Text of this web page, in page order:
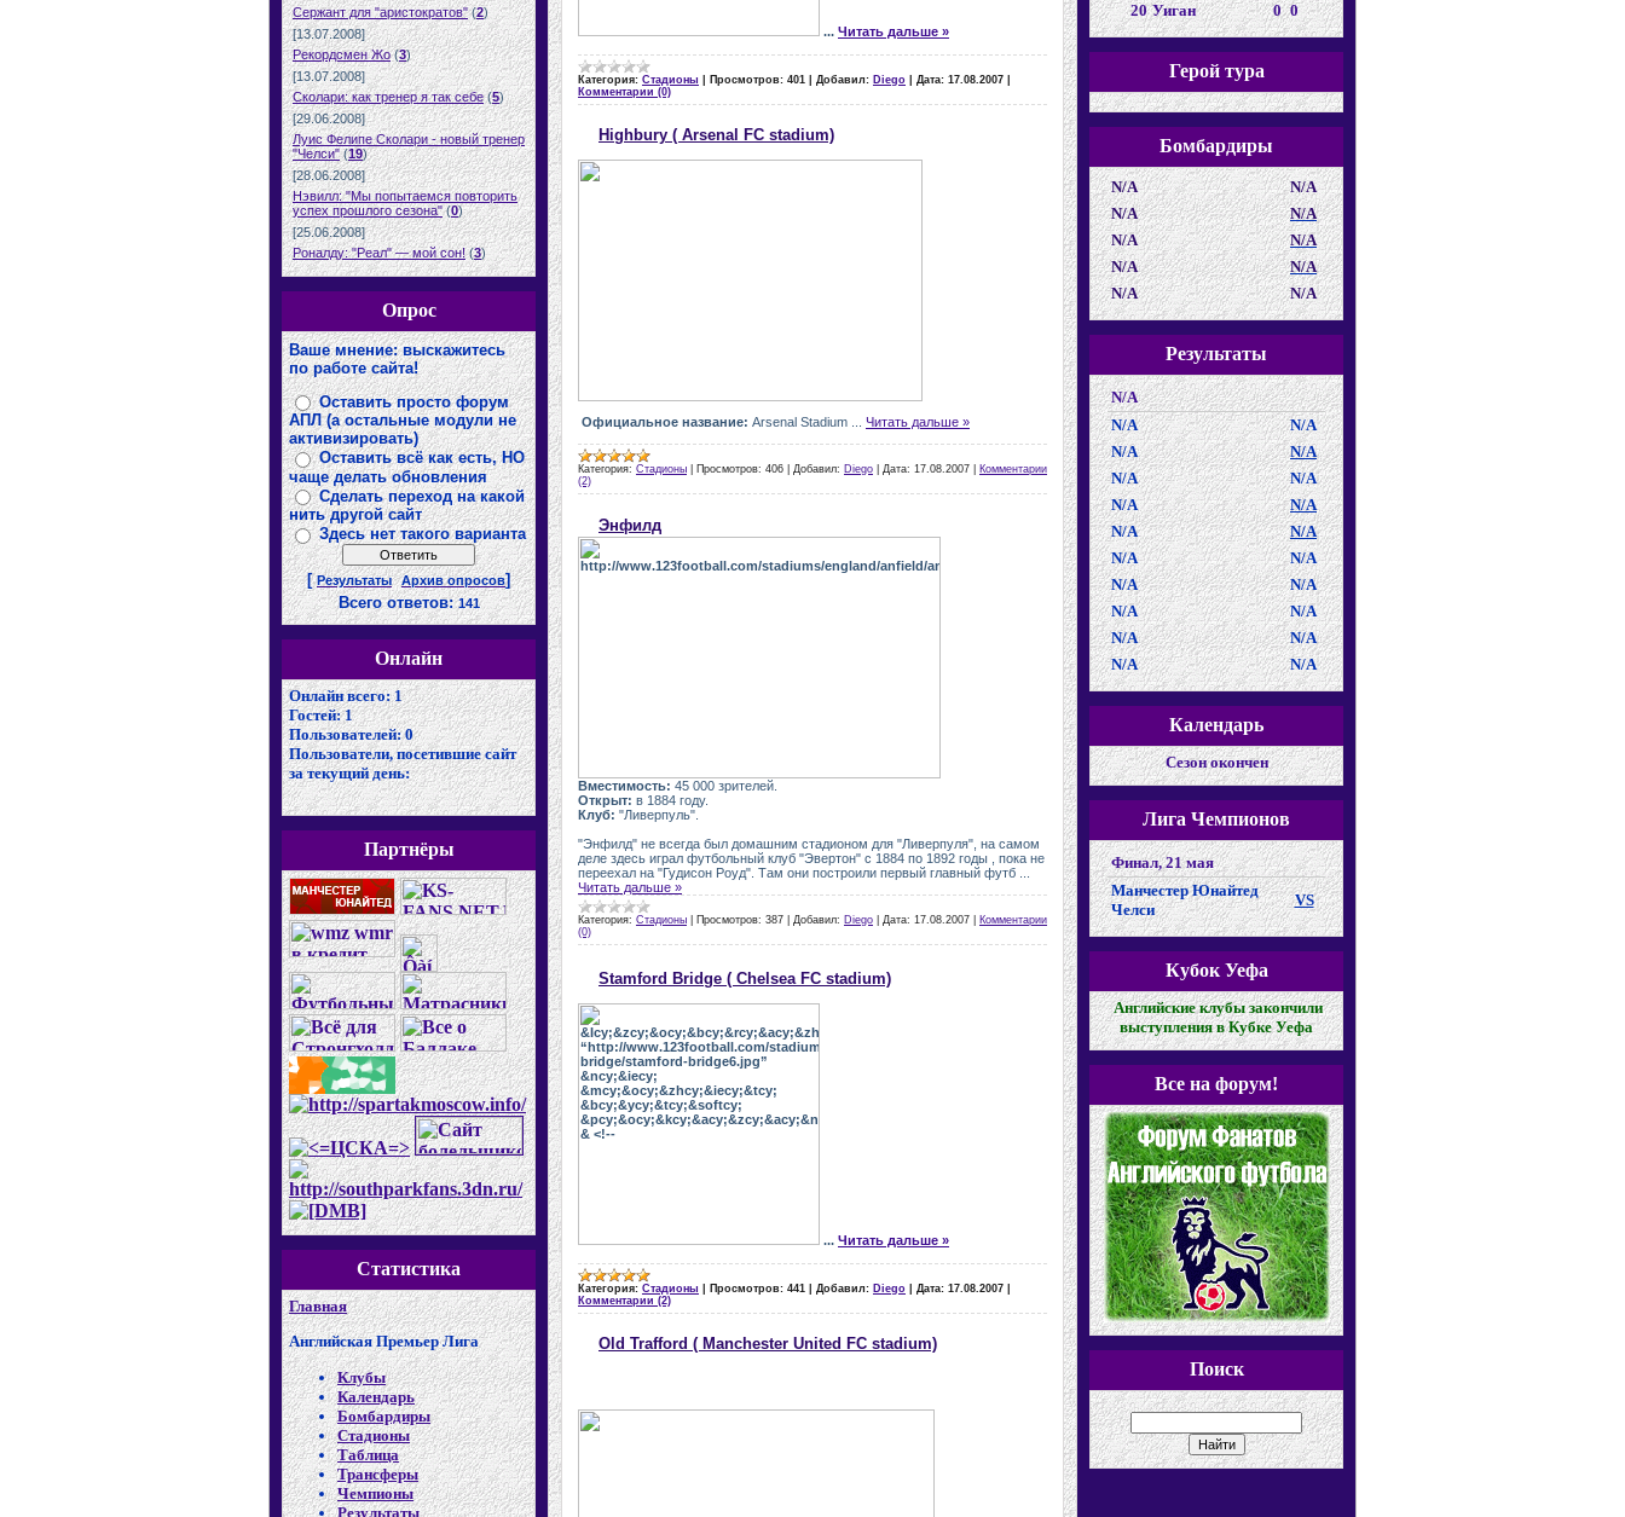
Сержант для "аристократов" (2)
[13.07.2008]
Рекордсмен Жо (3)
[13.07.2008]
Сколари: как тренер я так себе (5)
[29.06.2008]
Луис Фелипе Сколари - новый тренер
"Челси" (19)
[28.06.2008]
Нэвилл: "Мы попытаемся повторить
успех прошлого сезона" (0)
[25.06.2008]
Роналду: "Реал" — мой сон! (3)
Опрос
Ваше мнение: выскажитесь
по работе сайта!
Оставить просто форум
АПЛ (а остальные модули не
активизировать)
Оставить всё как есть, НО
чаще делать обновления
Сделать переход на какой
нить другой сайт
Здесь нет такого варианта
[Результаты Архив опросов]
Всего ответов: 141
Онлайн
Онлайн всего:1
Гостей:1
Пользователей:0
Пользователи, посетившие сайт
за текущий день:
Партнёры
Статистика
Главная
Английская Премьер Лига
Клубы
Календарь
Бомбардиры
Стадионы
Таблица
Трансферы
Чемпионы
Результаты
... Читать дальше »
Категория: Стадионы Просмотров: 401 Добавил: Diego Дата: 17.08.2007
Комментарии (0)
Highbury ( Arsenal FC stadium)
Официальное название: Arsenal Stadium Читать дальше »
Категория: Стадионы Просмотров: 406 Добавил: Diego Дата: 17.08.2007
Комментарии
(2)
Энфилд
Вместимость: 45 000 зрителей.
Открыт: в 1884 году.
Клуб: "Ливерпуль".
"Энфилд" не всегда был домашним стадионом для "Ливерпуля", на самом
деле здесь играл футбольный клуб "Эвертон" с 1884 по 1892 годы , пока не
переехал на "Гудисон Роуд". Там они построили первый главный футб
Читать дальше »
Категория: Стадионы Просмотров: 387 Добавил: Diego Дата: 17.08.2007
Комментарии
(0)
Stamford Bridge ( Chelsea FC stadium)
... Читать дальше »
Категория: Стадионы Просмотров: 441 Добавил: Diego Дата: 17.08.2007
Комментарии (2)
Old Trafford ( Manchester United FC stadium)
20 Уиган 0 0
Герой тура
Бомбардиры
N/A
N/A
N/A
N/A
N/A
N/A
N/A
N/A
N/A
N/A
Результаты
N/A
N/A
N/A
N/A
N/A
N/A
N/A
N/A
N/A
N/A
N/A
N/A
N/A
N/A
N/A
N/A
N/A
N/A
N/A
N/A
N/A
Календарь
Cезон окончен
Лига Чемпионов
Финал, 21 мая
Манчестер Юнайтед
Челси
VS
Кубок Уефа
Английские клубы закончили
выступления в Кубке Уефа
Все на форум!
Поиск